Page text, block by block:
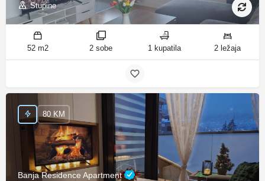
Stupine
52 m2 2 sobe 1 kupatila 2 ležaja
Banja Residence Apartment
80 KM